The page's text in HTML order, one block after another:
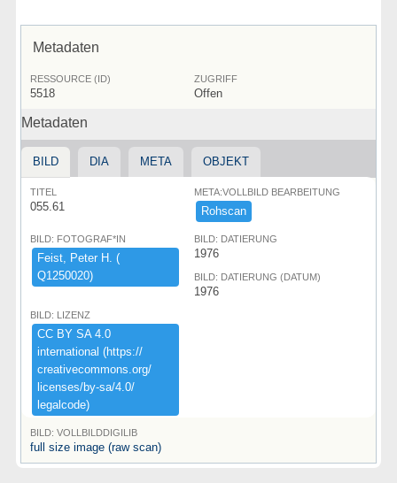
Metadaten
RESSOURCE (ID)
5518
ZUGRIFF
Offen
Metadaten
BILD DIA META OBJEKT
TITEL
055.61
META:VOLLBILD BEARBEITUNG
Rohscan
BILD: FOTOGRAF*IN
Feist,​ ​Peter ​H.​ ​(​
Q1250020)​
BILD: DATIERUNG
1976
BILD: DATIERUNG (DATUM)
1976
BILD: LIZENZ
CC ​BY ​SA ​4.​0 ​
international ​(​https:​/​/​
creativecommons.​org/​
licenses/​by-​sa/​4.​0/​
legalcode)​
BILD: VOLLBILDDIGILIB
full size image (raw scan)